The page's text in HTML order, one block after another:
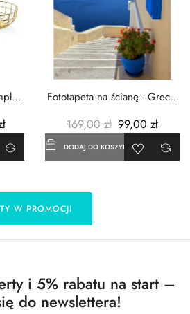
Fototapeta na ścianę - Grecja
169,00 zł 99,00 zł
DODAJ DO KOSZYKA
W PROMOCJI
i 5% rabatu na start –
do newslettera!